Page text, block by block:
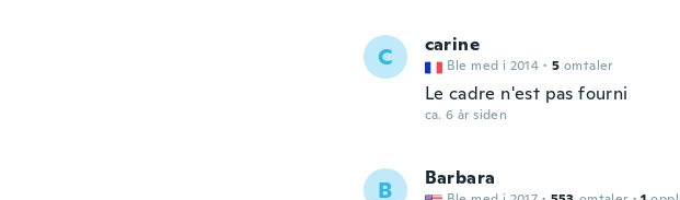
C carine
Ble med i 2014 · 5 omtaler
Le cadre n'est pas fourni
ca. 6 år siden
B Barbara